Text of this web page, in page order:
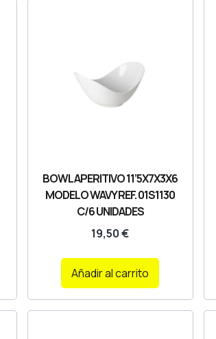
BOWL APERITIVO 11’5X7X3X6
MODELO WAVY REF. 01S1130
C/6 UNIDADES
19,50€
Añadir al carrito